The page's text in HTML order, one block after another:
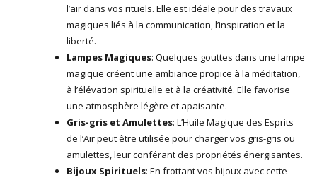
l’air dans vos rituels. Elle est idéale pour des travaux
magiques liés à la communication, l’inspiration et la
liberté.
Lampes Magiques: Quelques gouttes dans une lampe
magique créent une ambiance propice à la méditation,
à l’élévation spirituelle et à la créativité. Elle favorise
une atmosphère légère et apaisante.
Gris-gris et Amulettes: L’Huile Magique des Esprits
de l’Air peut être utilisée pour charger vos gris-gris ou
amulettes, leur conférant des propriétés énergisantes.
Bijoux Spirituels: En frottant vos bijoux avec cette